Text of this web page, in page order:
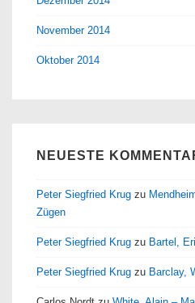
November 2014
Oktober 2014
NEUESTE
Peter Siegfried Krug zu
Zügen
Peter Siegfried Krug zu Bartel,
Peter Siegfried Krug zu Barclay,